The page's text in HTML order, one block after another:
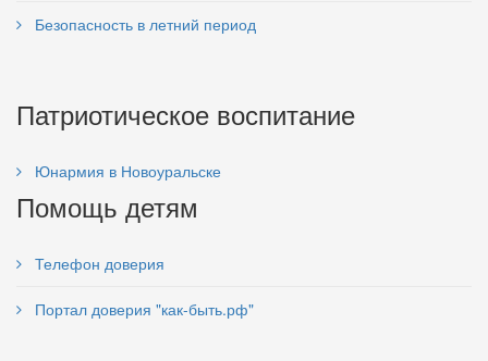
Безопасность в летний период
Патриотическое воспитание
Юнармия в Новоуральске
Помощь детям
Телефон доверия
Портал доверия "как-быть.рф"